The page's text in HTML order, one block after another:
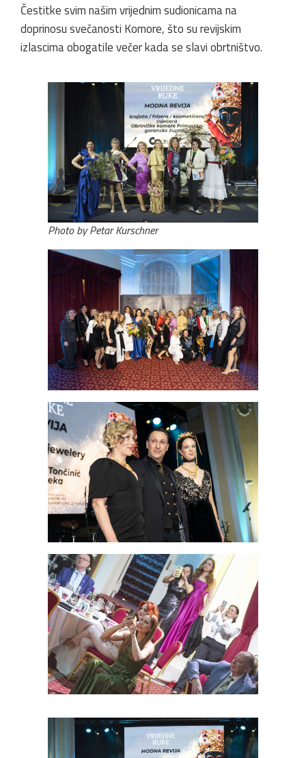
Čestitke svim našim vrijednim sudionicama na
doprinosu svečanosti Komore, što su revijskim
izlascima obogatile večer kada se slavi obrtništvo.
Photo by Petar Kurschner